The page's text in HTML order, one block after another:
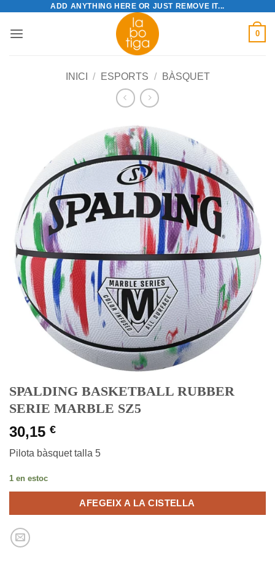
content
ADD ANYTHING HERE OR JUST REMOVE IT...
0
INICI / ESPORTS / BÀSQUET
SPALDING BASKETBALL RUBBER
SERIE MARBLE SZ5
30,15 €
Pilota bàsquet talla 5
1 en estoc
AFEGEIX A LA CISTELLA